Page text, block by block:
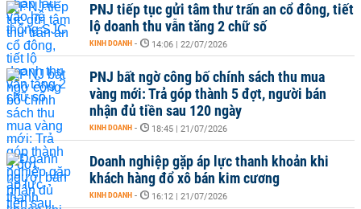
PNJ tiếp tục gửi tâm thư trấn an cổ đông, tiết
lộ doanh thu vẫn tăng 2 chữ số
KINH DOANH - 14:06 | 22/07/2026
PNJ bất ngờ công bố chính sách thu mua
vàng mới: Trả góp thành 5 đợt, người bán
nhận đủ tiền sau 120 ngày
KINH DOANH - 18:45 | 21/07/2026
Doanh nghiệp gặp áp lực thanh khoản khi
khách hàng đổ xô bán kim cương
KINH DOANH - 16:12 | 21/07/2026